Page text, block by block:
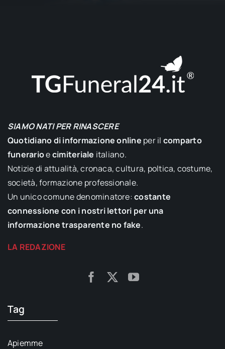
SIAMO NATI PER RINASCERE
Quotidiano di informazione online per il comparto
funerarioecimiteriale italiano.
Notizie di attualità, cronaca, cultura, poltica, costume,
società, formazione professionale.
Un unico comune denominatore:costante
connessione con i nostri lettori per una
informazione trasparente no fake.
LA REDAZIONE
Tag
Apiemme